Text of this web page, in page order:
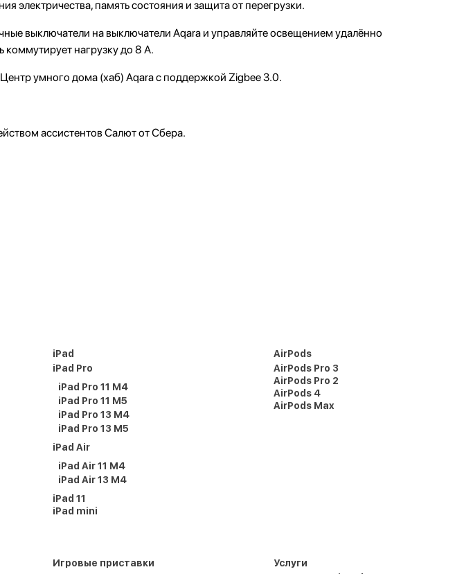
электричества, память состояния и защита от перегрузки.
выключатели на выключатели Aqara и управляйте освещением удалённо
нагрузку до 8 А.
умного дома (хаб) Aqara с поддержкой Zigbee 3.0.
ассистентов Салют от Сбера.
iPad
iPad Pro
iPad Pro 11 M4
iPad Pro 11 M5
iPad Pro 13 M4
iPad Pro 13 M5
iPad Air
iPad Air 11 M4
iPad Air 13 M4
iPad 11
iPad mini
AirPods
AirPods Pro 3
AirPods Pro 2
AirPods 4
AirPods Max
Игровые приставки
Услуги